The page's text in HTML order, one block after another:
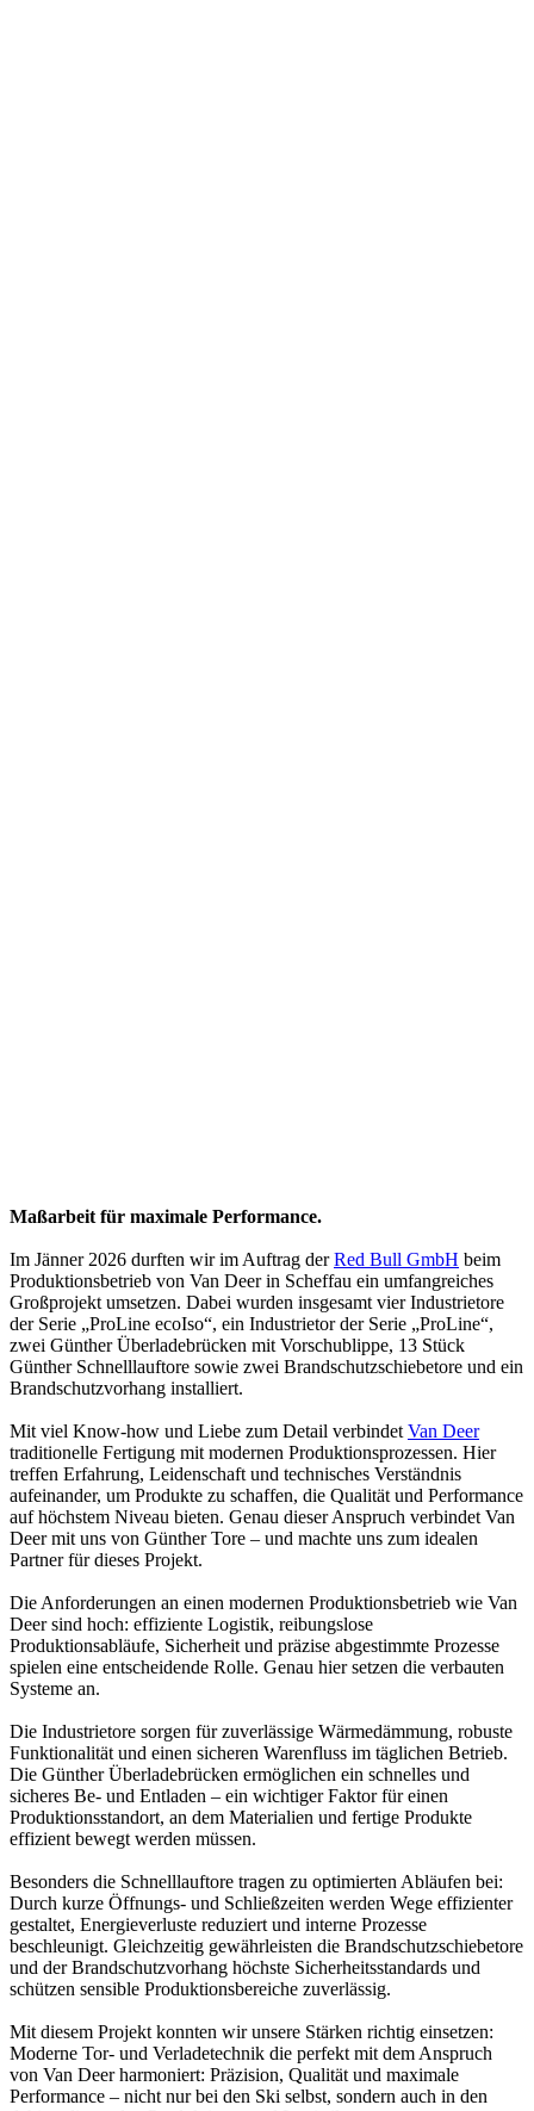
Maßarbeit für maximale Performance.
Im Jänner 2026 durften wir im Auftrag derRed Bull GmbH beim
Produktionsbetrieb von Van Deerin Scheffau ein umfangreiches
Großprojekt umsetzen. Dabei wurden insgesamt vier Industrietore
der Serie „ProLine ecoIso“, ein Industrietor der Serie „ProLine“,
zwei Günther Überladebrücken mit Vorschublippe, 13 Stück
Günther Schnelllauftore sowie zwei Brandschutzschiebetore und ein
Brandschutzvorhang installiert.
Mit viel Know-how und Liebe zum Detail verbindet Van Deer
traditionelle Fertigung mit modernen Produktionsprozessen. Hier
treffen Erfahrung, Leidenschaft und technisches Verständnis
aufeinander, um Produkte zu schaffen, die Qualität und Performance
auf höchstem Niveau bieten. Genau dieser Anspruch verbindet Van
Deer mit uns von Günther Tore – und machte uns zum idealen
Partner für dieses Projekt.
Die Anforderungen an einen modernen Produktionsbetrieb wie Van
Deer sind hoch: effiziente Logistik, reibungslose
Produktionsabläufe, Sicherheit und präzise abgestimmte Prozesse
spielen eine entscheidende Rolle. Genau hier setzen die verbauten
Systeme an.
Die Industrietore sorgen für zuverlässige Wärmedämmung, robuste
Funktionalität und einen sicheren Warenfluss im täglichen Betrieb.
Die Günther Überladebrücken ermöglichen ein schnelles und
sicheres Be- und Entladen – ein wichtiger Faktor für einen
Produktionsstandort, an dem Materialien und fertige Produkte
effizient bewegt werden müssen.
Besonders die Schnelllauftore tragen zu optimierten Abläufen bei:
Durch kurze Öffnungs- und Schließzeiten werden Wege effizienter
gestaltet, Energieverluste reduziert und interne Prozesse
beschleunigt. Gleichzeitig gewährleisten die Brandschutzschiebetore
und der Brandschutzvorhang höchste Sicherheitsstandards und
schützen sensible Produktionsbereiche zuverlässig.
Mit diesem Projekt konnten wir unsere Stärken richtig einsetzen:
Moderne Tor- und Verladetechnik die perfekt mit dem Anspruch
von Van Deer harmoniert: Präzision, Qualität und maximale
Performance – nicht nur bei den Ski selbst, sondern auch in den